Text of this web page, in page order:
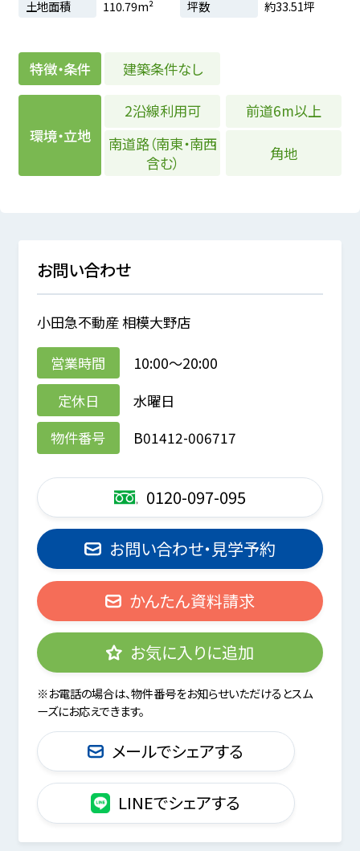
土地面積
110.79m² 坪数 約33.51坪
特徴・条件 建築条件なし
環境・立地
2沿線利用可
前道6m以上
南道路（南東・南西
含む）
角地
お問い合わせ
小田急不動産 相模大野店
営業時間
10:00～20:00
定休日
水曜日
物件番号
B01412-006717
0120-097-095
お問い合わせ・見学予約
かんたん資料請求
お気に入りに追加
※お電話の場合は、物件番号をお知らせいただけるとスム
ーズにお応えできます。
メールでシェアする
LINEでシェアする